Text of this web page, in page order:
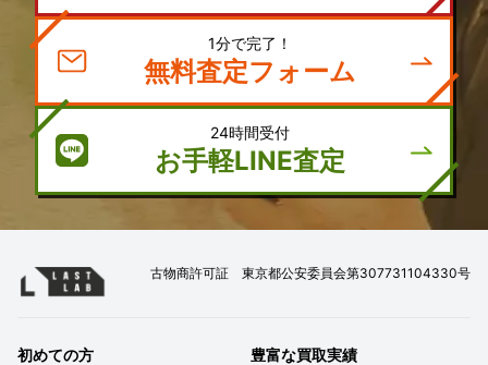
1分で完了！
無料査定フォーム
24時間受付
お手軽LINE査定
古物商許可証 東京都公安委員会第307731104330号
初めての方 豊富な買取実績